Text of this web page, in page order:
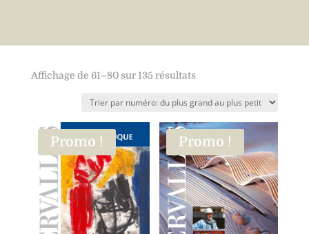
Affichage de 61–80 sur 135 résultats
Promo ! Promo !